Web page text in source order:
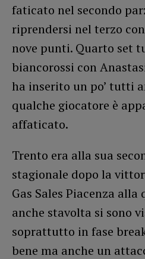
faticato nel secondo
riprendersi nel terzo
nove punti. Quarto set
biancorossi con
ha inserito un po’ tutti
qualche giocatore è
affaticato.
Trento era alla sua
stagionale dopo la
Gas Sales Piacenza
anche stavolta si sono
soprattutto in fase
bene ma anche un